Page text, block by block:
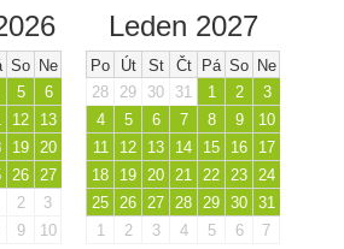
So Ne
5
6
12
13
19
20
26
27
2
3
9 10
Leden 2027
Po Út St Čt Pá So Ne
28
29 30 31 1 2
3
4
5 6 7 8 9
10
11
12 13 14 15 16
17
18
19 20 21 22 23
24
25
26 27 28 29 30 31
1
2 3 4 5 6 7